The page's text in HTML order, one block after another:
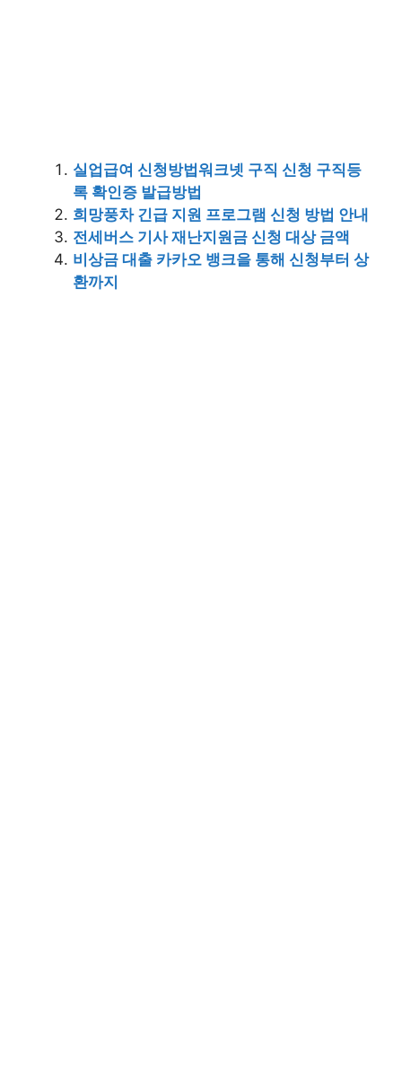
실업급여 신청방법워크넷 구직 신청 구직등
록 확인증 발급방법
희망풍차 긴급 지원 프로그램 신청 방법 안내
전세버스 기사 재난지원금 신청 대상 금액
비상금 대출 카카오 뱅크을 통해 신청부터 상
환까지